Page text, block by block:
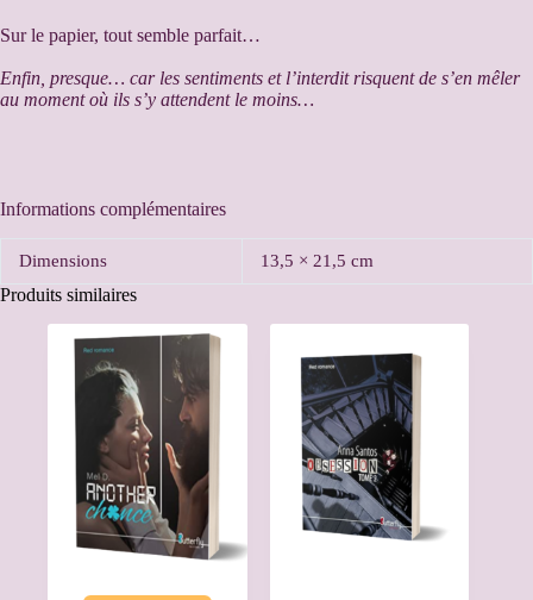
Sur le papier, tout semble parfait…
Enfin, presque… car les sentiments et l’interdit risquent de s’en mêler
au moment où ils s’y attendent le moins…
Informations complémentaires
Dimensions 13,5 × 21,5 cm
Produits similaires